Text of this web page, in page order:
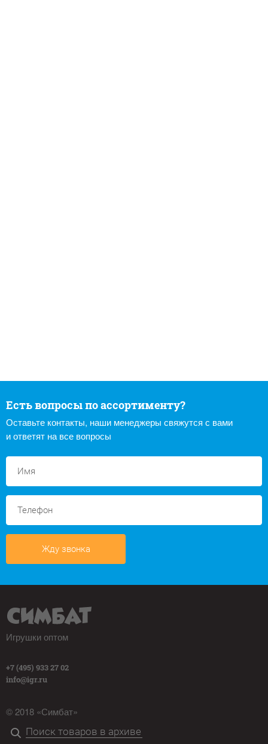
Есть вопросы по ассортименту?
Оставьте контакты, наши менеджеры свяжутся с вами
и ответят на все вопросы
Жду звонка
Игрушки оптом
+7 (495) 933 27 02
info@igr.ru
© 2018 «Симбат»